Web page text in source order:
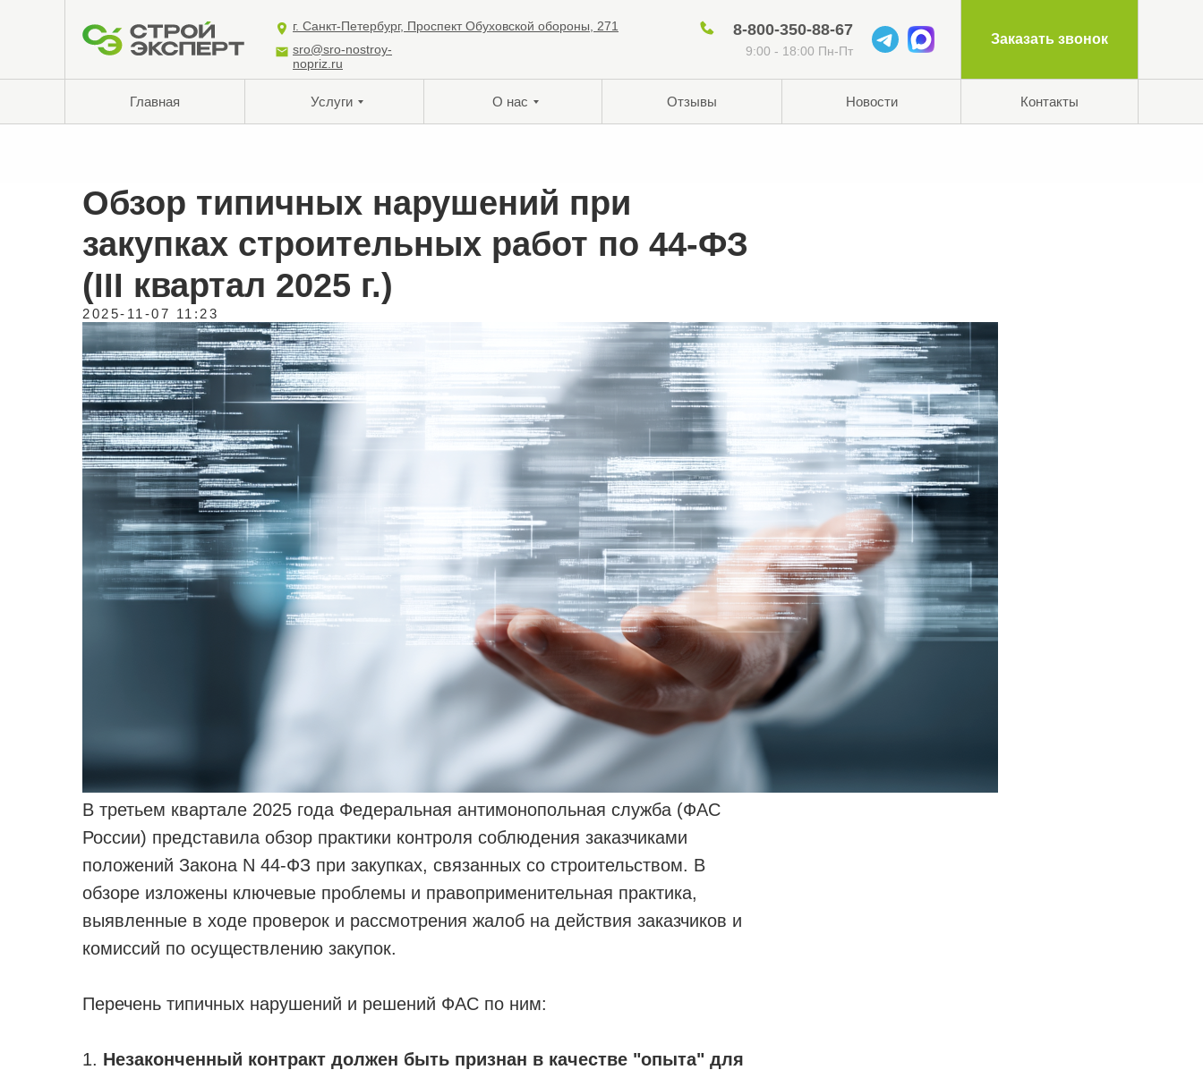
Заказать звонок
Контакты
Новости
Отзывы
О нас
Услуги
Главная
sro@sro-nostroy-
nopriz.ru
г. Санкт-Петербург, Проспект Обуховской обороны, 271
9:00 - 18:00 Пн-Пт
8-800-350-88-67
Обзор типичных нарушений при
закупках строительных работ по 44-ФЗ
(III квартал 2025 г.)
2025-11-07 11:23
В третьем квартале 2025 года Федеральная антимонопольная служба (ФАС
России) представила обзор практики контроля соблюдения заказчиками
положений Закона N 44-ФЗ при закупках, связанных со строительством. В
обзоре изложены ключевые проблемы и правоприменительная практика,
выявленные в ходе проверок и рассмотрения жалоб на действия заказчиков и
комиссий по осуществлению закупок.
Перечень типичных нарушений и решений ФАС по ним:
1. Незаконченный контракт должен быть признан в качестве "опыта" для